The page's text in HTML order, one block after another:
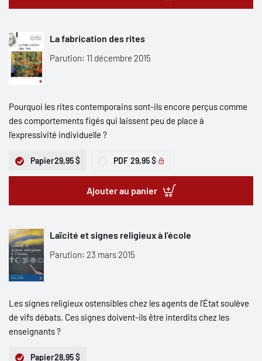
La fabrication des rites
Parution: 11 décembre 2015
Pourquoi les rites contemporains sont-ils encore perçus comme
des comportements figés qui laissent peu de place à
l’expressivité individuelle ?
Papier29,95 $ PDF 29,95 $
Ajouter au panier
Laïcité et signes religieux à l’école
Parution: 23 mars 2015
Les signes religieux ostensibles chez les agents de l'État soulève
de vifs débats. Ces signes doivent-ils être interdits chez les
enseignants ?
Papier28,95 $